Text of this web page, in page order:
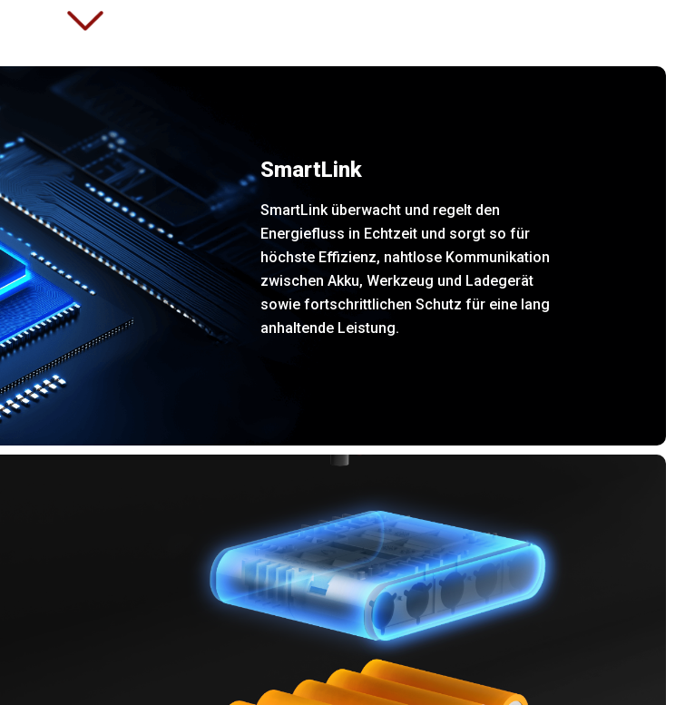
SmartLink
SmartLink überwacht und regelt den
Energiefluss in Echtzeit und sorgt so für
höchste Effizienz, nahtlose Kommunikation
zwischen Akku, Werkzeug und Ladegerät
sowie fortschrittlichen Schutz für eine lang
anhaltende Leistung.